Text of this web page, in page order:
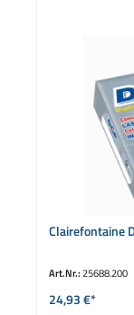
Art.Nr.:25688.200
24,93 €*